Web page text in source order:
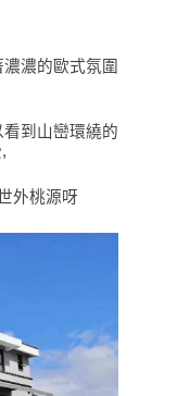
濃的歐式氛圍
到山巒環繞的
外桃源呀